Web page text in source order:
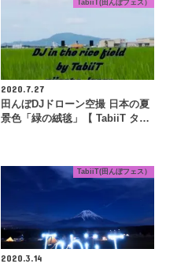
TabiiT(田んぼフェス）
2020.7.27
田んぼDJドローン空撮 日本の夏
景色「緑の絨毯」【 TabiiT タ…
TabiiT(田んぼフェス）
2020.3.14